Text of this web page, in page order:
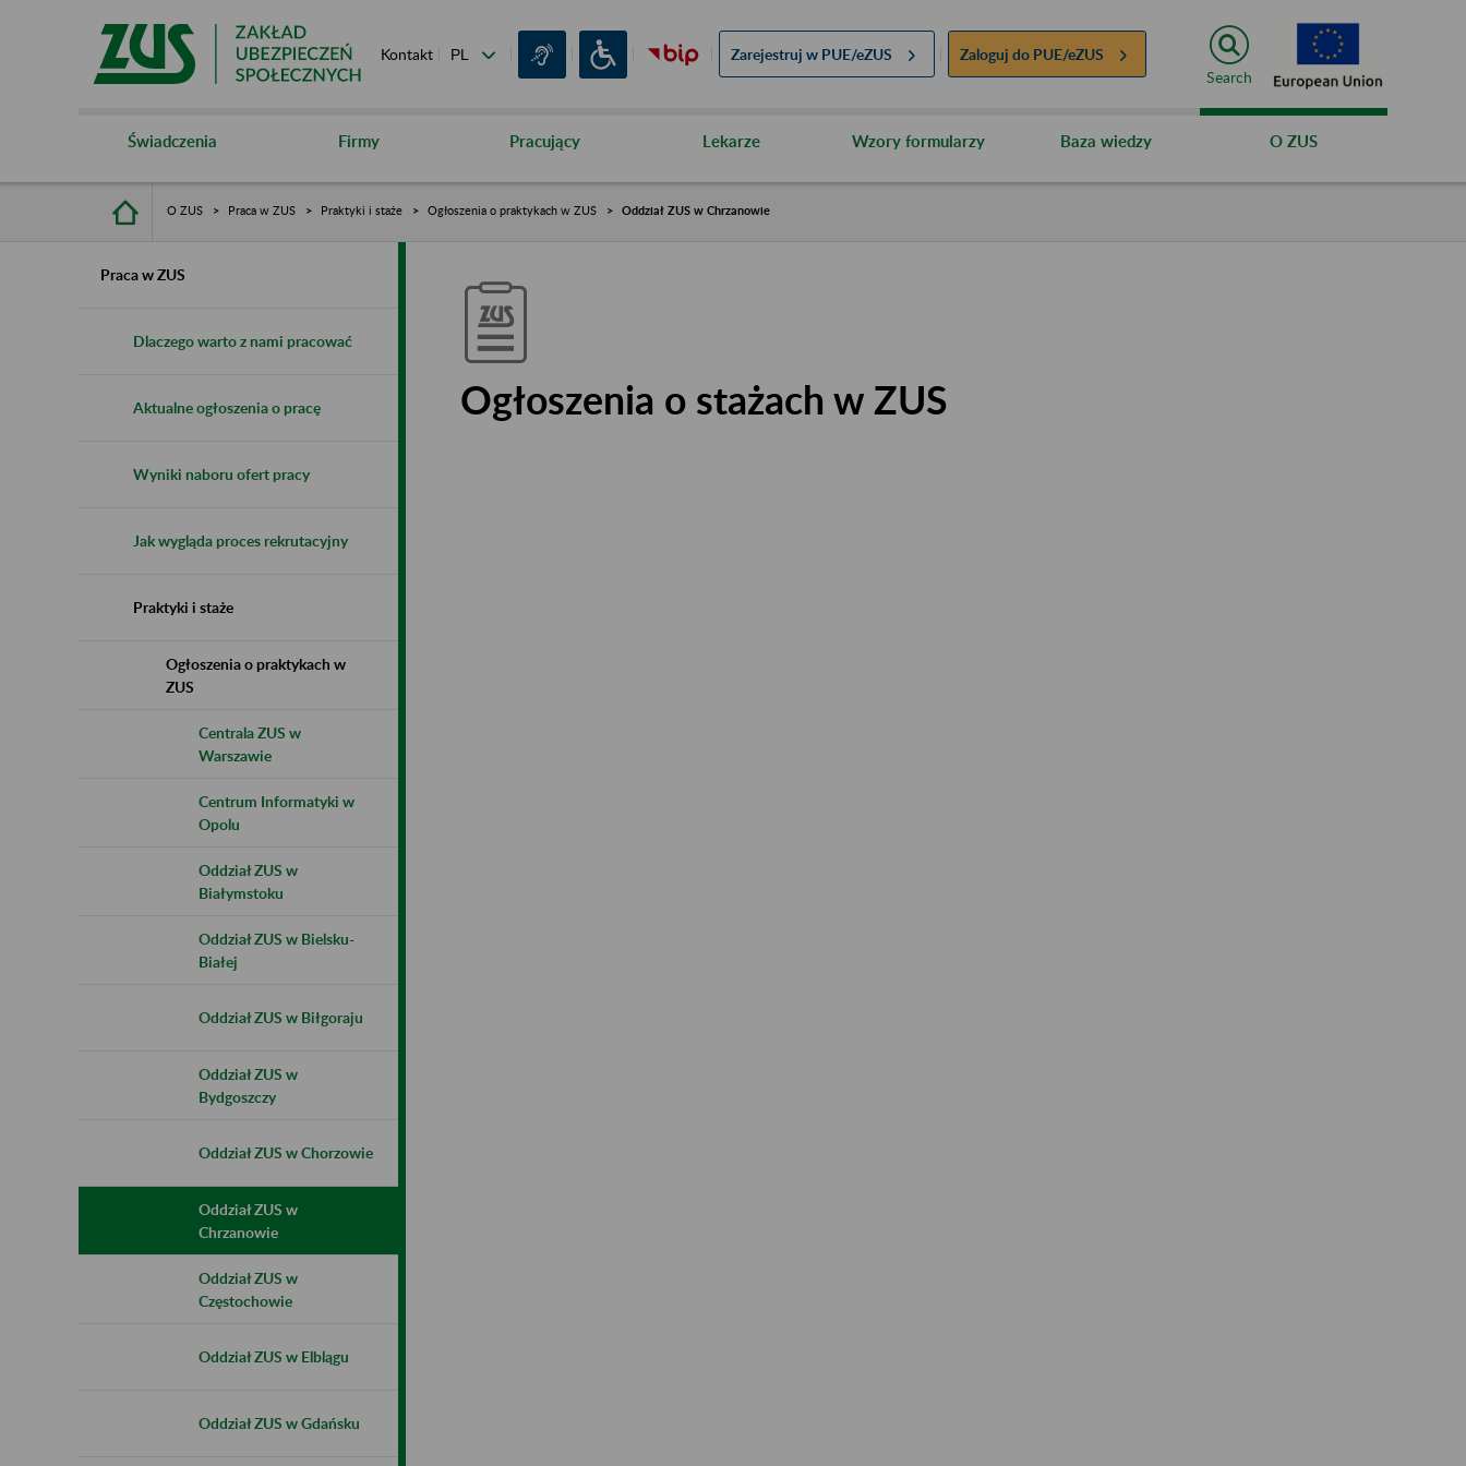
Kontakt Zarejestruj w PUE/eZUS Zaloguj do PUE/eZUS
Search
Świadczenia Firmy Pracujący Lekarze Wzory formularzy Baza wiedzy O ZUS
O ZUS Praca w ZUS Praktyki i staże Ogłoszenia o praktykach w ZUS Oddział ZUS w Chrzanowie
Praca w ZUS
Dlaczego warto z nami pracować
Aktualne ogłoszenia o pracę
Wyniki naboru ofert pracy
Jak wygląda proces rekrutacyjny
Praktyki i staże
Ogłoszenia o praktykach w
ZUS
Centrala ZUS w
Warszawie
Centrum Informatyki w
Opolu
Oddział ZUS w
Białymstoku
Oddział ZUS w Bielsku-
Białej
Oddział ZUS w Biłgoraju
Oddział ZUS w
Bydgoszczy
Oddział ZUS w Chorzowie
Oddział ZUS w
Chrzanowie
Oddział ZUS w
Częstochowie
Oddział ZUS w Elblągu
Oddział ZUS w Gdańsku
Ogłoszenia o stażach w ZUS